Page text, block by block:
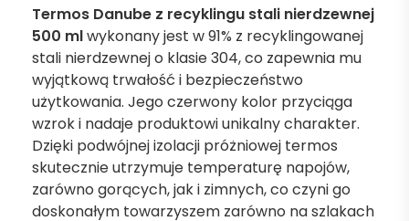
Termos Danube z recyklingu stali nierdzewnej
500 mlwykonany jest w 91% z recyklingowanej
stali nierdzewnej o klasie 304, co zapewnia mu
wyjątkową trwałość i bezpieczeństwo
użytkowania. Jego czerwony kolor przyciąga
wzrok i nadaje produktowi unikalny charakter.
Dzięki podwójnej izolacji próżniowej termos
skutecznie utrzymuje temperaturę napojów,
zarówno gorących, jak i zimnych, co czyni go
doskonałym towarzyszem zarówno na szlakach